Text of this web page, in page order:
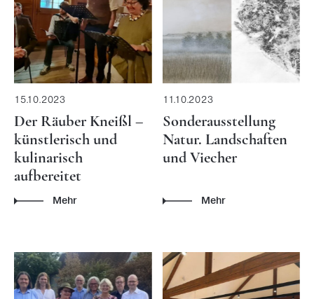
15.10.2023
Der Räuber Kneißl –
künstlerisch und
kulinarisch
aufbereitet
Mehr
11.10.2023
Sonderausstellung
Natur. Landschaften
und Viecher
Mehr